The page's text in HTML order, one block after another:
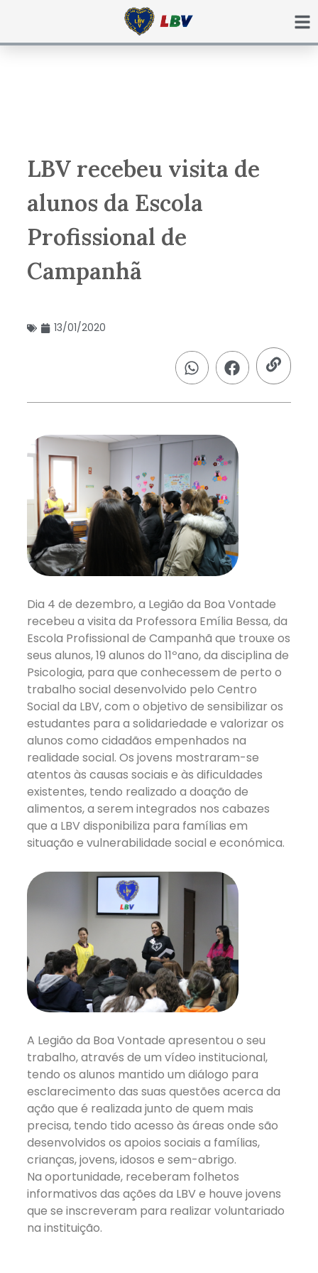
LBV recebeu visita de
alunos da Escola
Profissional de
Campanhã
13/01/2020
Dia 4 de dezembro, a Legião da Boa Vontade
recebeu a visita da Professora Emília Bessa, da
Escola Profissional de Campanhã que trouxe os
seus alunos, 19 alunos do 11ºano, da disciplina de
Psicologia, para que conhecessem de perto o
trabalho social desenvolvido pelo Centro
Social da LBV, com o objetivo de sensibilizar os
estudantes para a solidariedade e valorizar os
alunos como cidadãos empenhados na
realidade social. Os jovens mostraram-se
atentos às causas sociais e às dificuldades
existentes, tendo realizado a doação de
alimentos, a serem integrados nos cabazes
que a LBV disponibiliza para famílias em
situação e vulnerabilidade social e económica.
A Legião da Boa Vontade apresentou o seu
trabalho, através de um vídeo institucional,
tendo os alunos mantido um diálogo para
esclarecimento das suas questões acerca da
ação que é realizada junto de quem mais
precisa, tendo tido acesso às áreas onde são
desenvolvidos os apoios sociais a famílias,
crianças, jovens, idosos e sem-abrigo.
Na oportunidade, receberam folhetos
informativos das ações da LBV e houve jovens
que se inscreveram para realizar voluntariado
na instituição.